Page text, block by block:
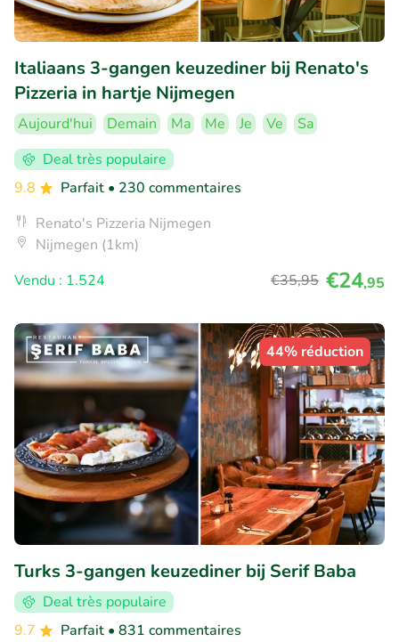
Italiaans 3-gangen keuzediner bij Renato's
Pizzeria in hartje Nijmegen
Aujourd'hui Demain Ma Me Je Ve
Sa
Deal très populaire
9.8
Parfait • 230 commentaires
Renato's Pizzeria Nijmegen
Nijmegen (1km)
Vendu : 1.524
€35,95 €24,95
44% réduction
Turks 3-gangen keuzediner bij Serif Baba
Deal très populaire
9.7
Parfait • 831 commentaires